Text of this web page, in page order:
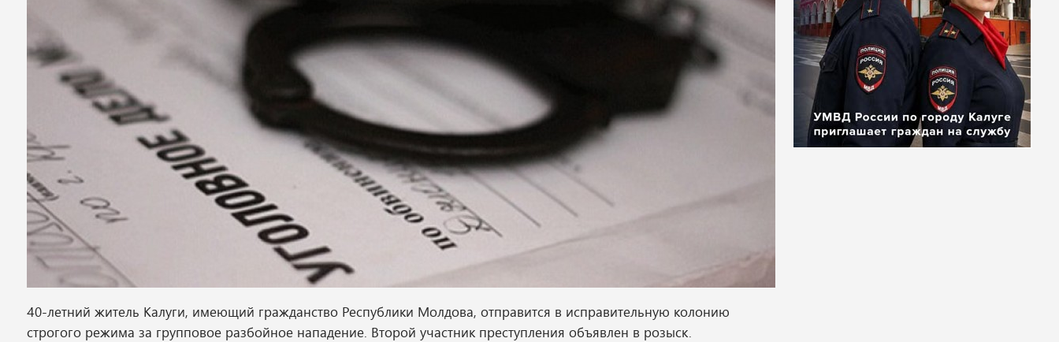
40-летний житель Калуги, имеющий гражданство Республики Молдова, отправится в исправительную колонию
строгого режима за групповое разбойное нападение. Второй участник преступления объявлен в розыск.